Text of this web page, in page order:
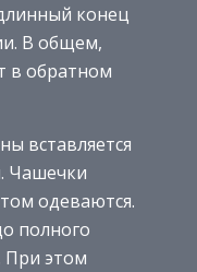
конец
В общем,
в обратном
вставляется
Чашечки
одеваются.
полного
При этом